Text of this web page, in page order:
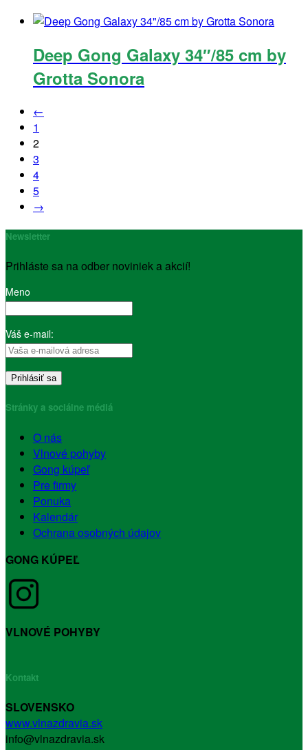
Deep Gong Galaxy 34″/85 cm by
Grotta Sonora
←
1
2
3
4
5
→
Newsletter
Prihláste sa na odber noviniek a akcií!
Meno
Váš e-mail:
Stránky a sociálne médiá
O nás
Vlnové pohyby
Gong kúpeľ
Pre firmy
Ponuka
Kalendár
Ochrana osobných údajov
GONG KÚPEĽ
VLNOVÉ POHYBY
Kontakt
SLOVENSKO
www.vlnazdravia.sk
info@vlnazdravia.sk